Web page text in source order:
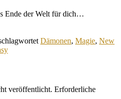
Ende der Welt für dich…
Dämonen, Magie, New
veröffentlicht. Erforderliche